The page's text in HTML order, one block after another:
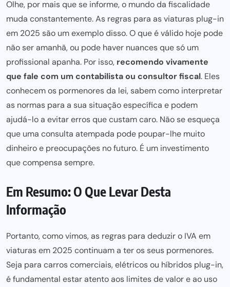
Olhe, por mais que se informe, o mundo da fiscalidade
muda constantemente. As regras para as viaturas plug-in
em 2025 são um exemplo disso. O que é válido hoje pode
não ser amanhã, ou pode haver nuances que só um
profissional apanha. Por isso, recomendo vivamente
que fale com um contabilista ou consultor fiscal. Eles
conhecem os pormenores da lei, sabem como interpretar
as normas para a sua situação específica e podem
ajudá-lo a evitar erros que custam caro. Não se esqueça
que uma consulta atempada pode poupar-lhe muito
dinheiro e preocupações no futuro. É um investimento
que compensa sempre.
Em Resumo: O Que Levar Desta
Informação
Portanto, como vimos, as regras para deduzir o IVA em
viaturas em 2025 continuam a ter os seus pormenores.
Seja para carros comerciais, elétricos ou híbridos plug-in,
é fundamental estar atento aos limites de valor e ao uso